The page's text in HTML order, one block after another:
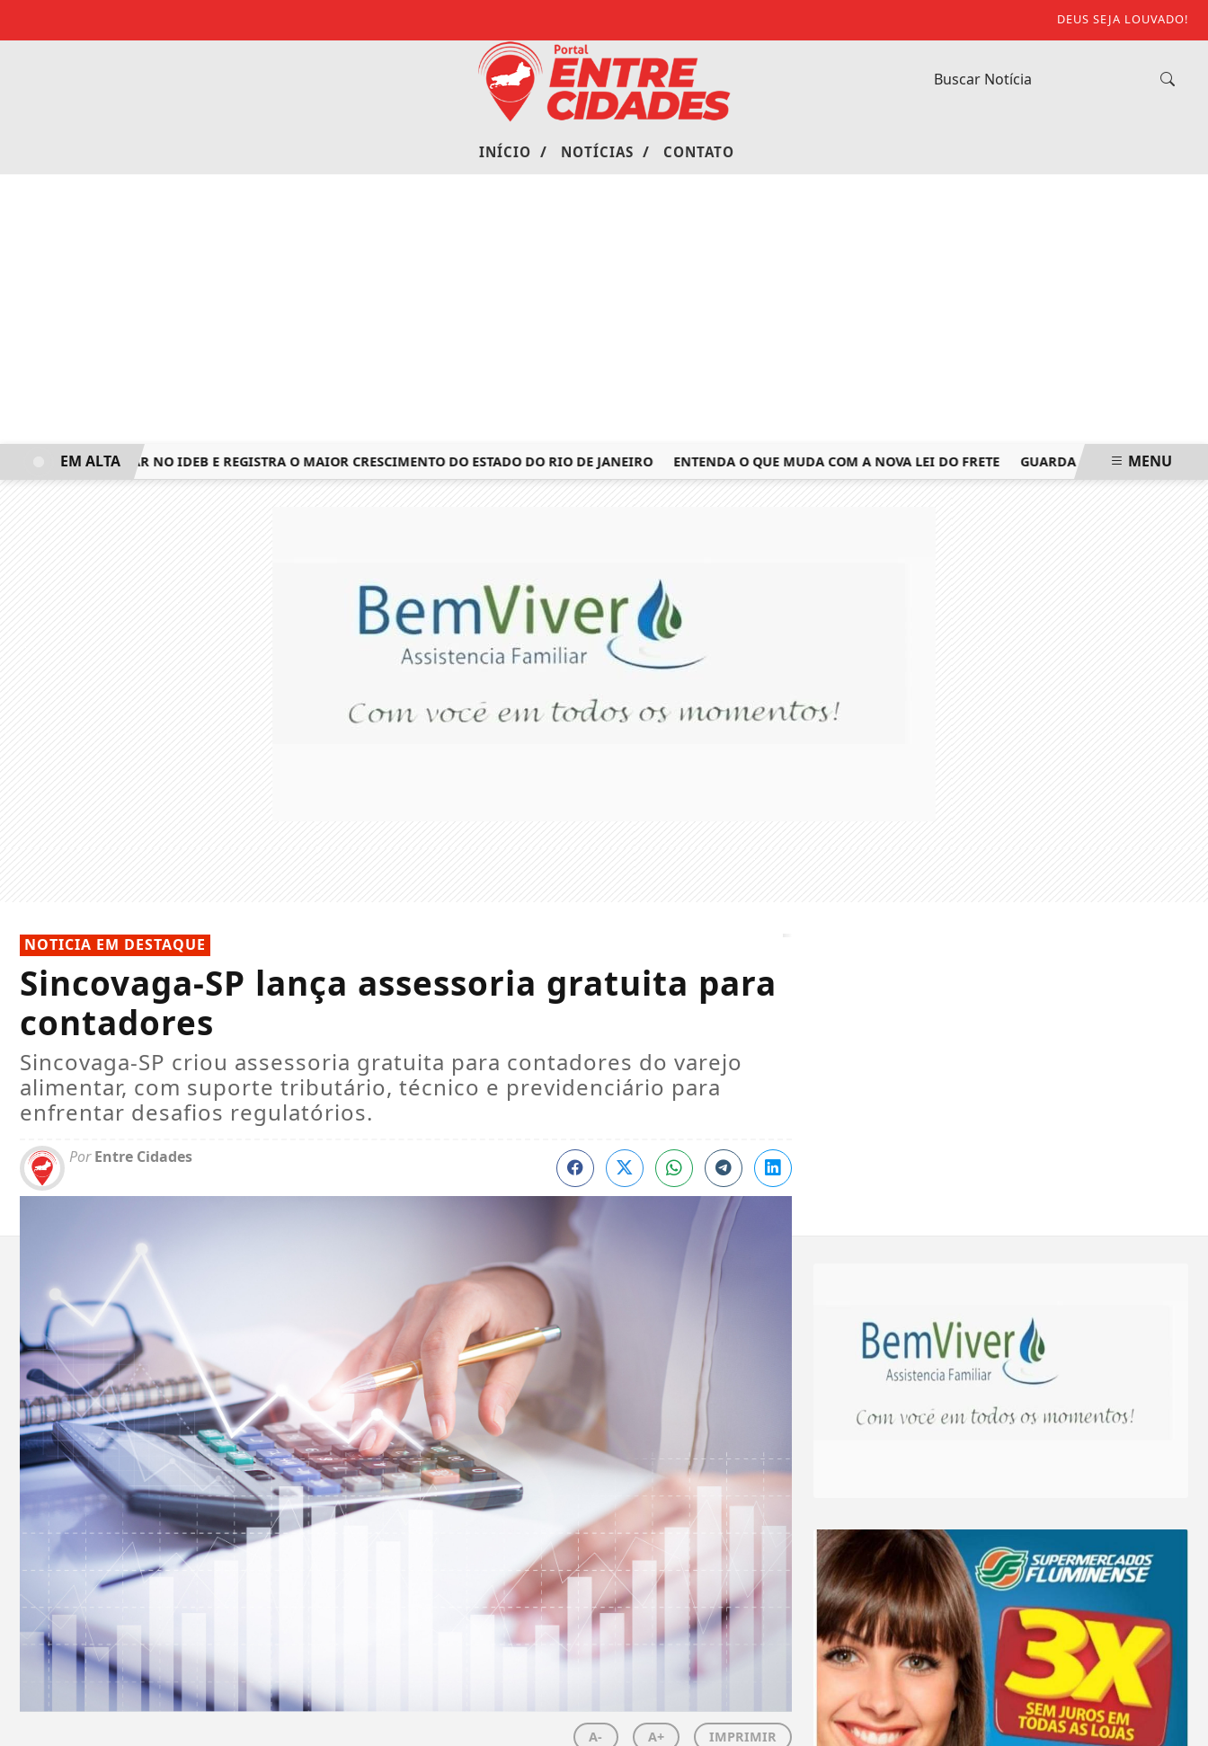
DEUS SEJA LOUVADO!
INÍCIO / NOTÍCIAS / CONTATO
3º LUGAR NO IDEB E REGISTRA O MAIOR CRESCIMENTO DO ESTADO DO RIO DE JANEIRO ENTENDA O QUE MUDA COM A NOVA LEI DO FRETE GUARDA CIVIL MUNICIPAL É
EM ALTA MENU
NOTICIA EM DESTAQUE
Sincovaga-SP lança assessoria gratuita para
contadores
Sincovaga-SP criou assessoria gratuita para contadores do varejo
alimentar, com suporte tributário, técnico e previdenciário para
enfrentar desafios regulatórios.
PorEntre Cidades
A- A+ IMPRIMIR